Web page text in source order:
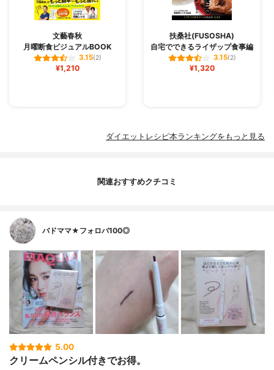
文藝春秋
月曜断食ビジュアルBOOK
3.15(2)
¥1,210
扶桑社(FUSOSHA)
自宅でできるライザップ食事編
3.15(2)
¥1,320
ダイエットレシピ本ランキングをもっと見る
関連おすすめクチコミ
バドママ★フォロバ100◎
5.00
クリームペンシル付きでお得。